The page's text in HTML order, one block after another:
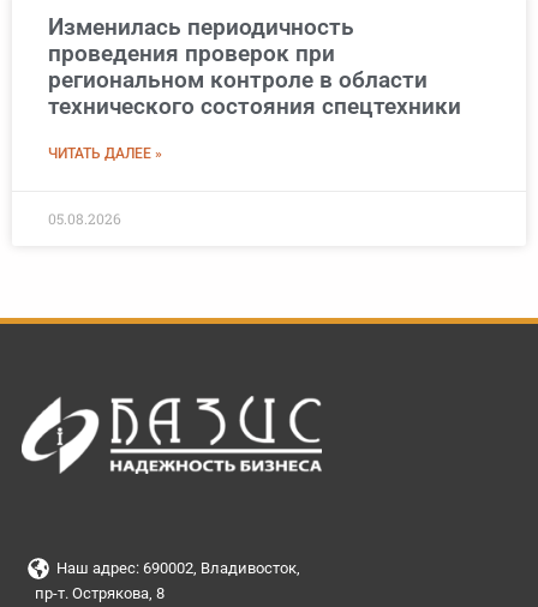
Изменилась периодичность
проведения проверок при
региональном контроле в области
технического состояния спецтехники
ЧИТАТЬ ДАЛЕЕ »
05.08.2026
Наш адрес: 690002, Владивосток,
пр-т. Острякова, 8